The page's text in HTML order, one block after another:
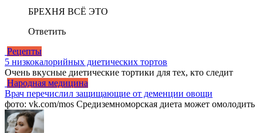
БРЕХНЯ ВСЁ ЭТО
Ответить
Рецепты
5 низкокалорийных диетических тортов
Очень вкусные диетические тортики для тех, кто следит
Народная медицина
Врач перечислил защищающие от деменции овощи
фото: vk.com/mos Средиземноморская диета может омолодить